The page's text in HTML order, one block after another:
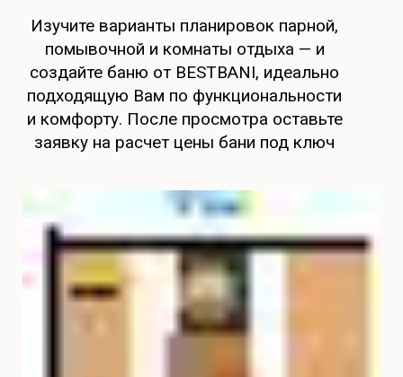
Изучите варианты планировок парной,
помывочной и комнаты отдыха — и
создайте баню от BESTBANI, идеально
подходящую Вам по функциональности
и комфорту. После просмотра оставьте
заявку на расчет цены бани под ключ